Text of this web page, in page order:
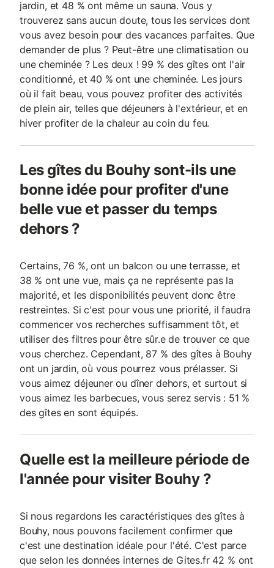
jardin, et 48 % ont même un sauna. Vous y
trouverez sans aucun doute, tous les services dont
vous avez besoin pour des vacances parfaites. Que
demander de plus ? Peut-être une climatisation ou
une cheminée ? Les deux ! 99 % des gîtes ont l'air
conditionné, et 40 % ont une cheminée. Les jours
où il fait beau, vous pouvez profiter des activités
de plein air, telles que déjeuners à l'extérieur, et en
hiver profiter de la chaleur au coin du feu.
Les gîtes du Bouhy sont-ils une
bonne idée pour profiter d'une
belle vue et passer du temps
dehors ?
Certains, 76 %, ont un balcon ou une terrasse, et
38 % ont une vue, mais ça ne représente pas la
majorité, et les disponibilités peuvent donc être
restreintes. Si c'est pour vous une priorité, il faudra
commencer vos recherches suffisamment tôt, et
utiliser des filtres pour être sûr.e de trouver ce que
vous cherchez. Cependant, 87 % des gîtes à Bouhy
ont un jardin, où vous pourrez vous prélasser. Si
vous aimez déjeuner ou dîner dehors, et surtout si
vous aimez les barbecues, vous serez servis : 51 %
des gîtes en sont équipés.
Quelle est la meilleure période de
l'année pour visiter Bouhy ?
Si nous regardons les caractéristiques des gîtes à
Bouhy, nous pouvons facilement confirmer que
c'est une destination idéale pour l'été. C'est parce
que selon les données internes de Gites.fr 42 % ont